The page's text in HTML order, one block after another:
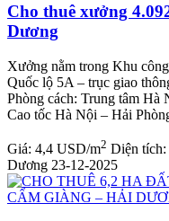
Cho thuê xưởng
Dương
Xưởng nằm trong Khu
Quốc lộ 5A – trục giao
Phòng cách: Trung tâm
Cao tốc Hà Nội – Hải
Giá: 4,4 USD/m2 Diện tích:
Dương 23-12-2025